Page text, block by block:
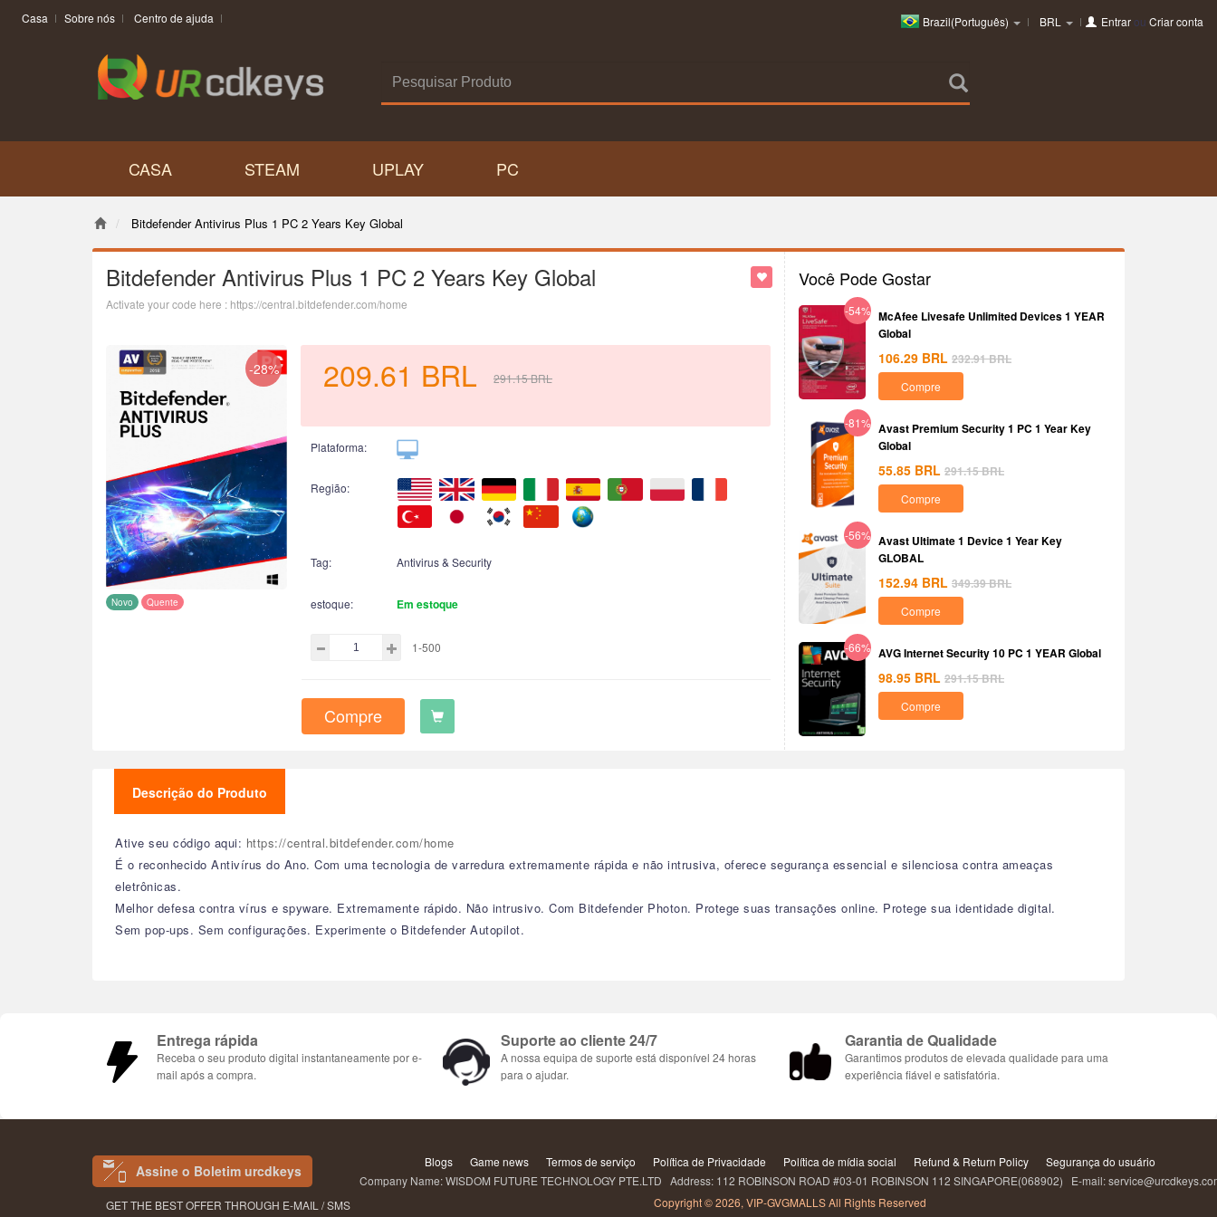
Casa Sobre nós Centro de ajuda Brazil(Português) BRL Entrarou Criar conta
CASA STEAM UPLAY PC
Bitdefender Antivirus Plus 1 PC 2 Years Key Global
Bitdefender Antivirus Plus 1 PC 2 Years Key Global
Activate your code here : https://central.bitdefender.com/home
-28%
Novo Quente
209.61 BRL 291.15BRL
Plataforma:
Região:
Tag: Antivirus & Security
estoque: Em estoque
1-500
Compre
Você Pode Gostar
-54% McAfee Livesafe Unlimited Devices 1 YEAR
Global
106.29 BRL 232.91BRL
Compre
-81% Avast Premium Security 1 PC 1 Year Key
Global
55.85 BRL 291.15BRL
Compre
-56% Avast Ultimate 1 Device 1 Year Key
GLOBAL
152.94 BRL 349.39BRL
Compre
-66% AVG Internet Security 10 PC 1 YEAR Global
98.95 BRL 291.15BRL
Compre
Descrição do Produto
Ative seu código aqui: https://central.bitdefender.com/home
É o reconhecido Antivírus do Ano. Com uma tecnologia de varredura extremamente rápida e não intrusiva, oferece segurança essencial e silenciosa contra ameaças
eletrônicas.
Melhor defesa contra vírus e spyware. Extremamente rápido. Não intrusivo. Com Bitdefender Photon. Protege suas transações online. Protege sua identidade digital.
Sem pop-ups. Sem configurações. Experimente o Bitdefender Autopilot.
Entrega rápida
Receba o seu produto digital instantaneamente por e-
mail após a compra.
Suporte ao cliente 24/7
A nossa equipa de suporte está disponível 24 horas
para o ajudar.
Garantia de Qualidade
Garantimos produtos de elevada qualidade para uma
experiência fiável e satisfatória.
Assine o Boletim urcdkeys
GET THE BEST OFFER THROUGH E-MAIL / SMS
Blogs Game news Termos de serviço Política de Privacidade Política de mídia social Refund & Return Policy
Segurança do usuário
Company Name: WISDOM FUTURE TECHNOLOGY PTE.LTD Address: 112 ROBINSON ROAD #03-01 ROBINSON 112 SINGAPORE(068902) E-mail:
Copyright © 2026, VIP-GVGMALLS All Rights Reserved